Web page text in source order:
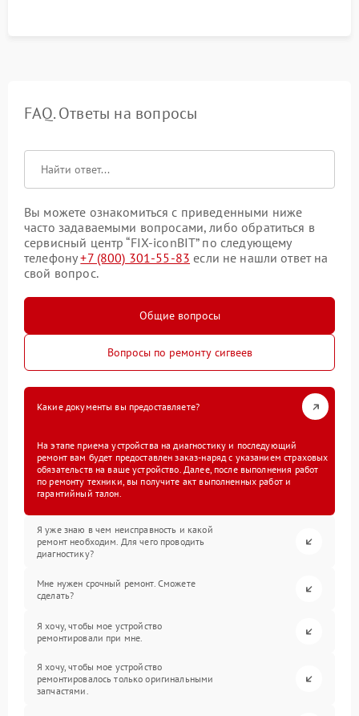
FAQ. Ответы на вопросы
Вы можете ознакомиться с приведенными ниже
часто задаваемыми вопросами, либо обратиться в
сервисный центр “FIX-iconBIT” по следующему
телефону+7 (800) 301-55-83 если не нашли ответ на
свой вопрос.
Общие вопросы
Вопросы по ремонту сигвеев
Какие документы вы предоставляете?
На этапе приема устройства на диагностику и последующий
ремонт вам будет предоставлен заказ-наряд с указанием страховых
обязательств на ваше устройство. Далее, после выполнения работ
по ремонту техники, вы получите акт выполненных работ и
гарантийный талон.
Я уже знаю в чем неисправность и какой
ремонт необходим. Для чего проводить
диагностику?
Мне нужен срочный ремонт. Сможете
сделать?
Я хочу, чтобы мое устройство
ремонтировали при мне.
Я хочу, чтобы мое устройство
ремонтировалось только оригинальными
запчастями.